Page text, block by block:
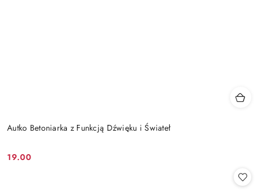
Autko Betoniarka z Funkcją Dźwięku i Świateł
Cena:
19.00